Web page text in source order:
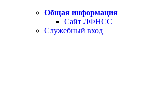
Общая информация
Сайт ЛФНСС
Служебный вход